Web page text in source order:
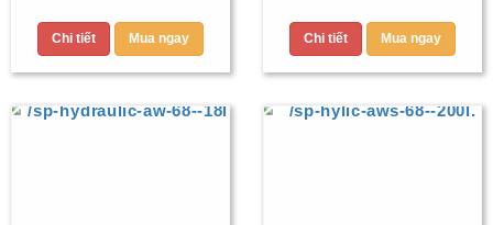
Chi tiết Mua ngay Chi tiết Mua ngay